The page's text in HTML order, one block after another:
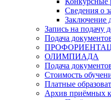
Сведения о
Заключение
Запись на подачу
Подача
ОЛИМПИАДА
Подача
Стоимость
Платные
Архив приёмных